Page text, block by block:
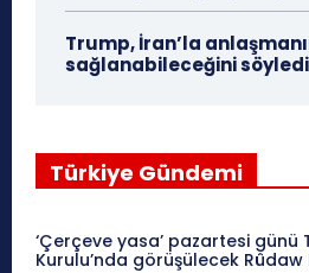
Trump, İran’la
sağlanabileceğini söyledi
Türkiye Gündemi
‘Çerçeve yasa’ pazartesi günü
Kurulu’nda görüşülecek Rûdaw